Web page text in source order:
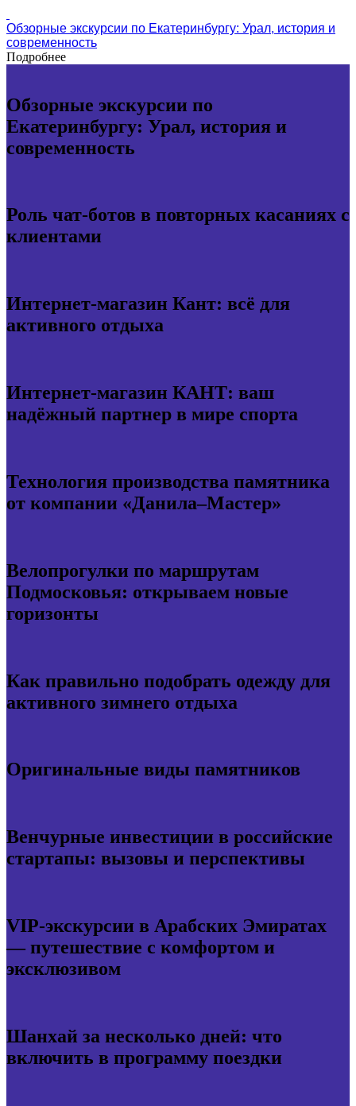
Обзорные экскурсии по Екатеринбургу: Урал, история и
современность
Подробнее
Обзорные экскурсии по
Екатеринбургу: Урал, история и
современность
Роль чат-ботов в повторных касаниях с
клиентами
Интернет-магазин Кант: всё для
активного отдыха
Интернет-магазин КАНТ: ваш
надёжный партнер в мире спорта
Технология производства памятника
от компании «Данила–Мастер»
Велопрогулки по маршрутам
Подмосковья: открываем новые
горизонты
Как правильно подобрать одежду для
активного зимнего отдыха
Оригинальные виды памятников
Венчурные инвестиции в российские
стартапы: вызовы и перспективы
VIP-экскурсии в Арабских Эмиратах
— путешествие с комфортом и
эксклюзивом
Шанхай за несколько дней: что
включить в программу поездки